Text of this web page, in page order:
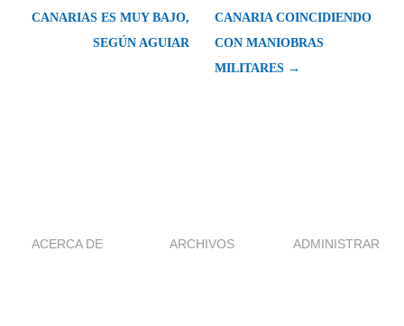
CANARIAS ES MUY BAJO,
SEGÚN AGUIAR
CANARIA COINCIDIENDO
CON MANIOBRAS
MILITARES →
ACERCA DE ARCHIVOS ADMINISTRAR